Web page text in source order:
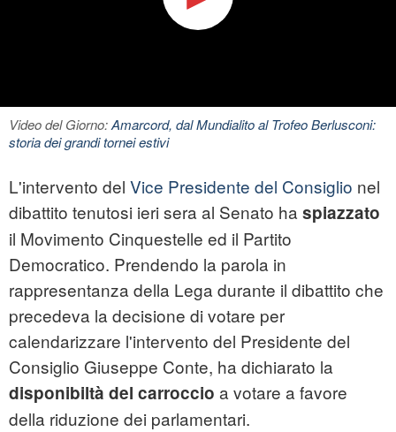
Video del Giorno:Amarcord, dal Mundialito al Trofeo Berlusconi:
storia dei grandi tornei estivi
L'intervento del Vice Presidente del Consiglio nel
dibattito tenutosi ieri sera al Senato ha spiazzato
il Movimento Cinquestelle ed il Partito
Democratico. Prendendo la parola in
rappresentanza della Lega durante il dibattito che
precedeva la decisione di votare per
calendarizzare l'intervento del Presidente del
Consiglio Giuseppe Conte, ha dichiarato la
disponibiltà del carroccio a votare a favore
della riduzione dei parlamentari.